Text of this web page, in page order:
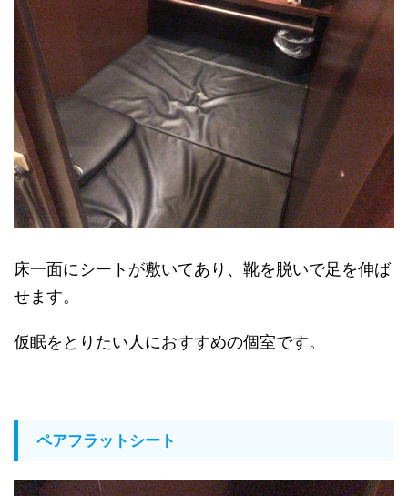
床一面にシートが敷いてあり、靴を脱いで足を伸ば
せます。
仮眠をとりたい人におすすめの個室です。
ペアフラットシート